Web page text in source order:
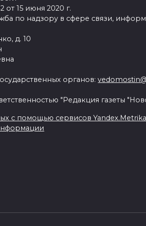
15 июня 2020 г.
по надзору в сфере связи,
д. 10
органов:
"Редакция газеты
с помощью сервисов